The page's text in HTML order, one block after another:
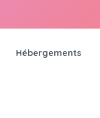
Hébergements